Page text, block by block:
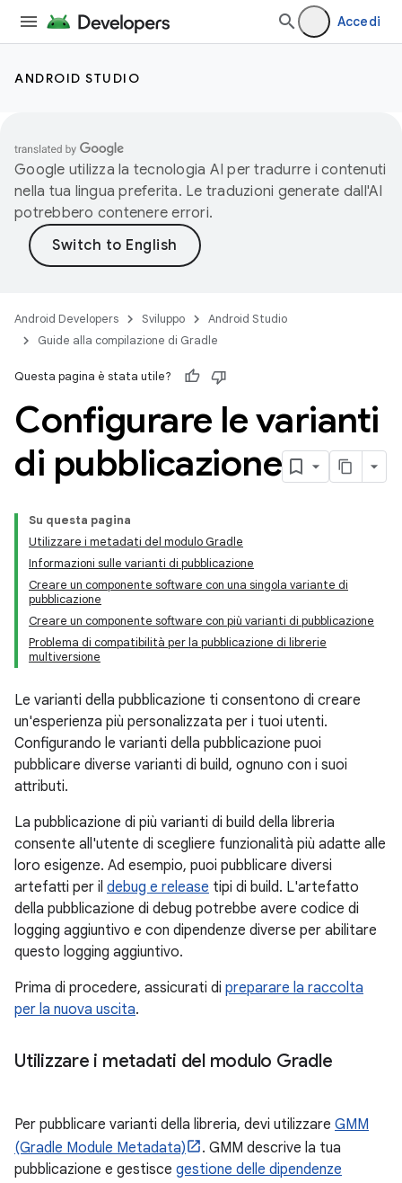
Accedi
ANDROID STUDIO
Google utilizza la tecnologia AI per tradurre i contenuti
nella tua lingua preferita. Le traduzioni generate dall'AI
potrebbero contenere errori.
Android Developers Sviluppo
Android Studio
Guide alla compilazione di Gradle
Questa pagina è stata utile?
Configurare le varianti
di pubblicazione
Su questa pagina
Utilizzare i metadati del modulo Gradle
Informazioni sulle varianti di pubblicazione
Creare un componente software con una singola variante di
pubblicazione
Creare un componente software con più varianti di pubblicazione
Problema di compatibilità per la pubblicazione di librerie
multiversione
Le varianti della pubblicazione ti consentono di creare
un'esperienza più personalizzata per i tuoi utenti.
Configurando le varianti della pubblicazione puoi
pubblicare diverse varianti di build, ognuno con i suoi
attributi.
La pubblicazione di più varianti di build della libreria
consente all'utente di scegliere funzionalità più adatte alle
loro esigenze. Ad esempio, puoi pubblicare diversi
artefatti per il debug e release tipi di build. L'artefatto
della pubblicazione di debug potrebbe avere codice di
logging aggiuntivo e con dipendenze diverse per abilitare
questo logging aggiuntivo.
Prima di procedere, assicurati di preparare la raccolta
per la nuova uscita.
Utilizzare i metadati del modulo Gradle
Per pubblicare varianti della libreria, devi utilizzare GMM
(Gradle Module Metadata)
. GMM descrive la tua
pubblicazione e gestisce gestione delle dipendenze